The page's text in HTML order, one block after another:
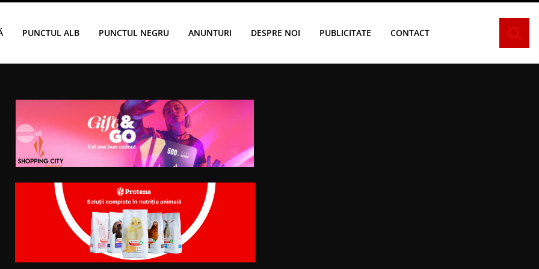
PUNCTUL ALB PUNCTUL NEGRU ANUNTURI DESPRE NOI PUBLICITATE CONTACT